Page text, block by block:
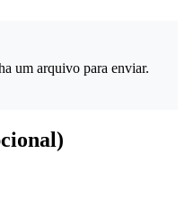
um arquivo para enviar.